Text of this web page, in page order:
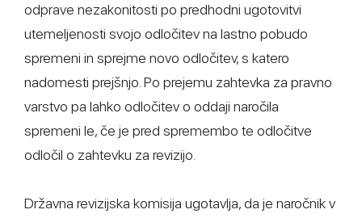
odprave nezakonitosti po predhodni ugotovitvi
utemeljenosti svojo odločitev na lastno pobudo
spremeni in sprejme novo odločitev, s katero
nadomesti prejšnjo. Po prejemu zahtevka za pravno
varstvo pa lahko odločitev o oddaji naročila
spremeni le, če je pred spremembo te odločitve
odločil o zahtevku za revizijo.
Državna revizijska komisija ugotavlja, da je naročnik v